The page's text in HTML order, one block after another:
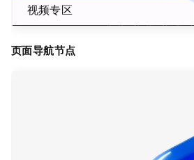
视频专区
页面导航节点